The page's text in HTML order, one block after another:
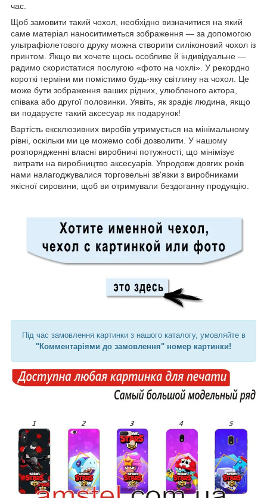
час.
Щоб замовити такий чохол, необхідно визначитися на який
саме матеріал наноситиметься зображення — за допомогою
ультрафіолетового друку можна створити силіконовий чохол із
принтом. Якщо ви хочете щось особливе й індивідуальне —
радимо скористатися послугою «фото на чохлі». У рекордно
короткі терміни ми помістимо будь-яку світлину на чохол. Це
може бути зображення ваших рідних, улюбленого актора,
співака або другої половинки. Уявіть, як зрадіє людина, якщо
ви подаруєте такий аксесуар як подарунок!
Вартість ексклюзивних виробів утримується на мінімальному
рівні, оскільки ми це можемо собі дозволити. У нашому
розпорядженні власні виробничі потужності, що мінімізує
витрати на виробництво аксесуарів. Упродовж довгих років
нами налагоджувалися торговельні зв'язки з виробниками
якісної сировини, щоб ви отримували бездоганну продукцію.
Під час замовлення картинки з нашого каталогу, умовляйте в
"Комментаріями до замовлення" номер картинки!